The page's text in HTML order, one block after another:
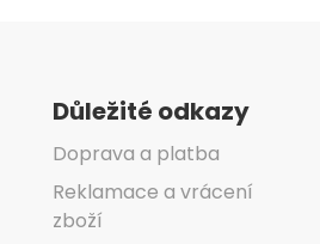
Důležité odkazy
Doprava a platba
Reklamace a vrácení
zboží